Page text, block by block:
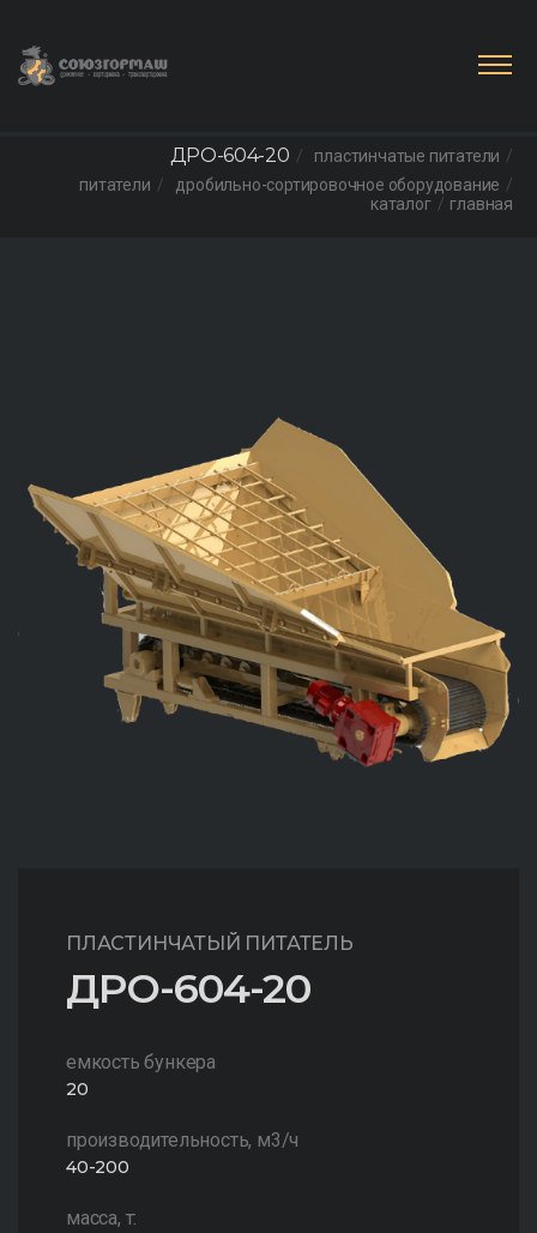
главная
каталог
дробильно-сортировочное оборудование
питатели
пластинчатые питатели
ДРО-604-20
ПЛАСТИНЧАТЫЙ ПИТАТЕЛЬ
ДРО-604-20
емкость бункера
20
производительность, м3/ч
40-200
масса, т: